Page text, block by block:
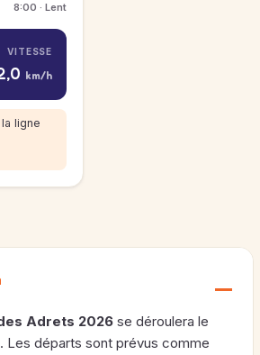
8:00 · Lent
VITESSE
km/h
ligne
Adrets 2026 se déroulera le
Les départs sont prévus comme